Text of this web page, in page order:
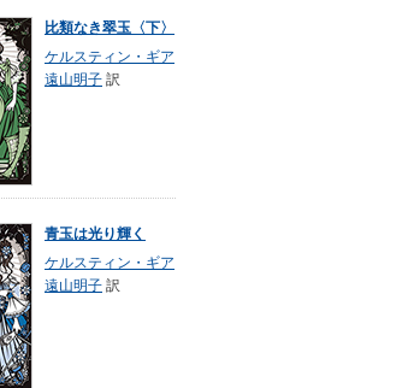
比類なき翠玉〈下〉
ケルスティン・ギア
遠山明子 訳
青玉は光り輝く
ケルスティン・ギア
遠山明子 訳